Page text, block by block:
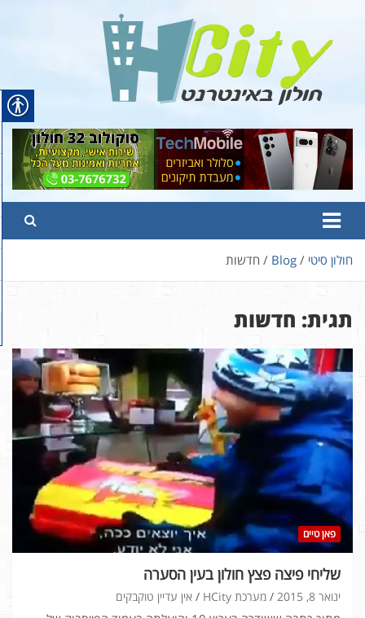
content
Hcity – חולון באינטרנט
פורטל החדשות והמידע של חולון
חולון סיטי Blog חדשות
תגית: חדשות
פאן טיים
שליחי פיצה פצץ חולון בעין הסערה
ינואר 8, 2015 מערכת HCity אין עדיין טוקבקים